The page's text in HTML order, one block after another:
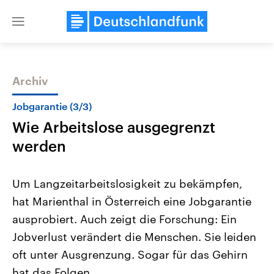
Close
Themen
Landtagswahl Sachsen-Anhalt
2026
Alle Informationen
Sachsen-Anhalt wählt am 6.
September 2026 einen neuen
Landtag. Seit 2021 wird das
Bundesland von einer Koalition aus
USA
Aktuelle Beiträge,
Hintergründe
Wirtschaftlich und
gehören die Vereinigten
den mächtigsten Ländern
Archiv
Jobgarantie (3/3)
Wie Arbeitslose ausgegrenzt
werden
Um Langzeitarbeitslosigkeit zu bekämpfen,
hat Marienthal in Österreich eine Jobgarantie
ausprobiert. Auch zeigt die Forschung: Ein
Jobverlust verändert die Menschen. Sie leiden
oft unter Ausgrenzung. Sogar für das Gehirn